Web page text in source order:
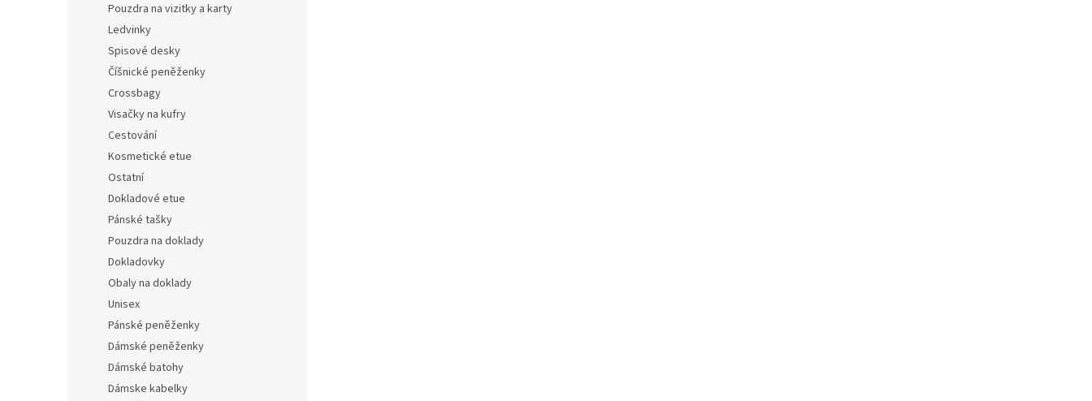
Pouzdra na vizitky a karty
Ledvinky
Spisové desky
Číšnické peněženky
Crossbagy
Visačky na kufry
Cestování
Kosmetické etue
Ostatní
Dokladové etue
Pánské tašky
Pouzdra na doklady
Dokladovky
Obaly na doklady
Unisex
Pánské peněženky
Dámské peněženky
Dámské batohy
Dámske kabelky